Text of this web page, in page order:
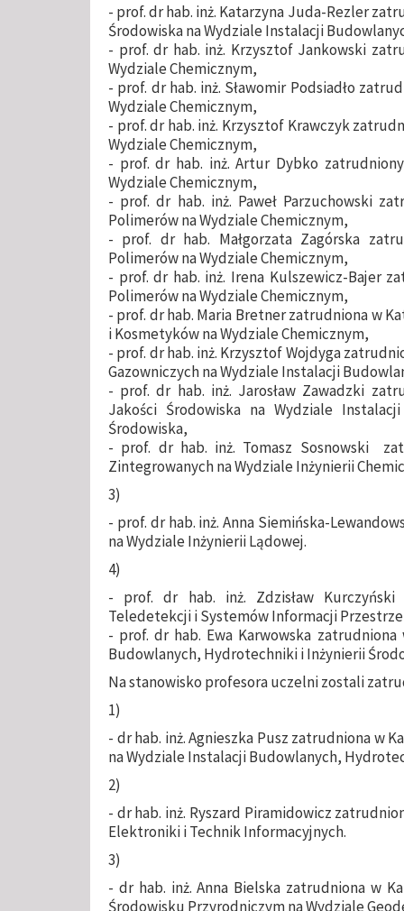
- prof. dr hab. inż. Katarzyna Juda-Rezler
Środowiska na Wydziale Instalacji
- prof. dr hab. inż. Krzysztof Jankowski
Wydziale Chemicznym,
- prof. dr hab. inż. Sławomir Podsiadło
Wydziale Chemicznym,
- prof. dr hab. inż. Krzysztof Krawczyk
Wydziale Chemicznym,
- prof. dr hab. inż. Artur Dybko
Wydziale Chemicznym,
- prof. dr hab. inż. Paweł Parzuchowski
Polimerów na Wydziale Chemicznym,
- prof. dr hab. Małgorzata Zagórska
Polimerów na Wydziale Chemicznym,
- prof. dr hab. inż. Irena Kulszewicz-Bajer
Polimerów na Wydziale Chemicznym,
- prof. dr hab. Maria Bretner zatrudniona w
i Kosmetyków na Wydziale Chemicznym,
- prof. dr hab. inż. Krzysztof Wojdyga
Gazowniczych na Wydziale Instalacji
- prof. dr hab. inż. Jarosław Zawadzki
Jakości Środowiska na Wydziale
Środowiska,
- prof. dr hab. inż. Tomasz Sosnowski
Zintegrowanych na Wydziale Inżynierii
3)
- prof. dr hab. inż. Anna Siemińska-
na Wydziale Inżynierii Lądowej.
4)
- prof. dr hab. inż. Zdzisław
Teledetekcji i Systemów Informacji
- prof. dr hab. Ewa Karwowska
Budowlanych, Hydrotechniki i Inżynierii
Na stanowisko profesora uczelni zostali
1)
- dr hab. inż. Agnieszka Pusz zatrudniona w
na Wydziale Instalacji Budowlanych,
2)
- dr hab. inż. Ryszard Piramidowicz
Elektroniki i Technik Informacyjnych.
3)
- dr hab. inż. Anna Bielska zatrudniona w
Środowisku Przyrodniczym na Wydziale